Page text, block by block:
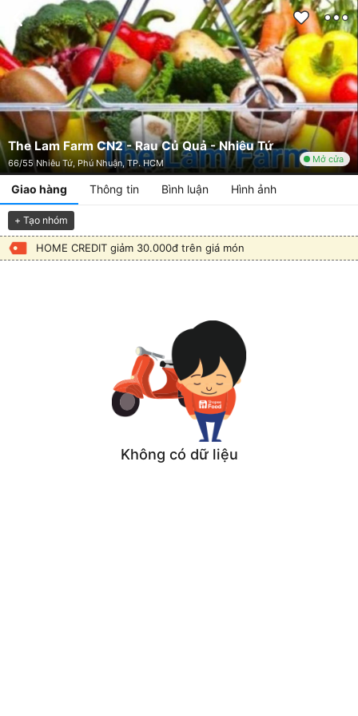
The Lam Farm CN2 - Rau Củ Quả - Nhiêu Tứ
66/55 Nhiêu Tứ, Phú Nhuận, TP. HCM Mở cửa
Giao hàng Thông tin Bình luận Hình ảnh
+ Tạo nhóm
HOME CREDIT giảm 30.000đ trên giá món
Không có dữ liệu